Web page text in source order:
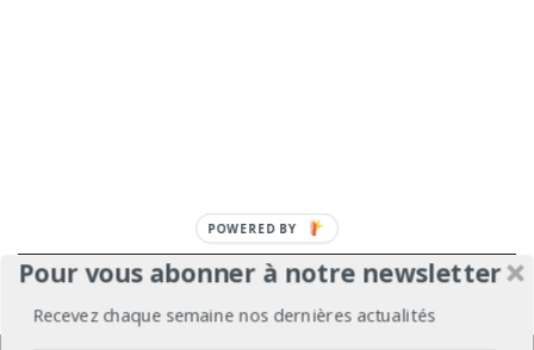
Pour vous abonner à notre newsletter
Recevez chaque semaine nos dernières actualités
POWERED
BY